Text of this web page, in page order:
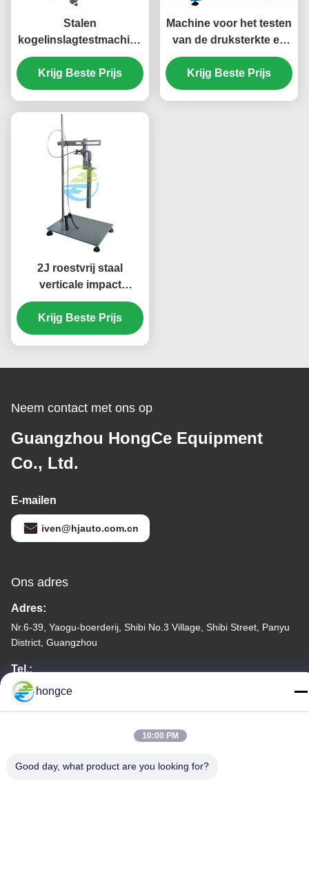
Stalen
kogelinslagtestmachine
voor IEC 60068-2-75
Bevestiging van
mechanische sterkte
producten
Krijg Beste Prijs
Machine voor het testen
van de druksterkte en
de vervorming van
kartonnen
verpakkingsdozen
Krijg Beste Prijs
2J roestvrij staal
verticale impact
testmachine IEC60068-
2-75 test Ehc
Krijg Beste Prijs
Neem contact met ons op
Guangzhou HongCe Equipment
Co., Ltd.
E-mailen
iven@hjauto.com.cn
Ons adres
Adres:
Nr.6-39, Yaogu-boerderij, Shibi No.3 Village, Shibi Street, Panyu
District, Guangzhou
Tel.:
86-18998460309
Privacybeleid|Sitemap
hongce
10:00 PM
Good day, what product are you looking for?